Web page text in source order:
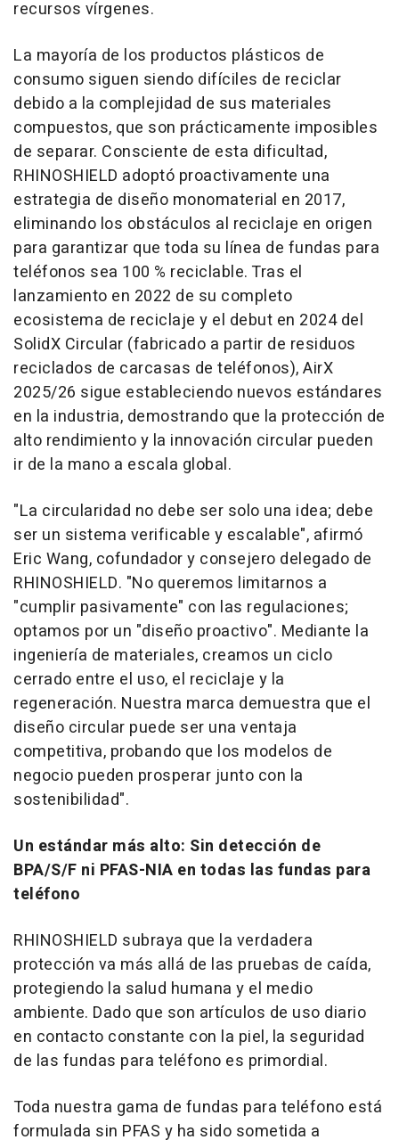
recursos vírgenes.
La mayoría de los productos plásticos de
consumo siguen siendo difíciles de reciclar
debido a la complejidad de sus materiales
compuestos, que son prácticamente imposibles
de separar. Consciente de esta dificultad,
RHINOSHIELD adoptó proactivamente una
estrategia de diseño monomaterial en 2017,
eliminando los obstáculos al reciclaje en origen
para garantizar que toda su línea de fundas para
teléfonos sea 100 % reciclable. Tras el
lanzamiento en 2022 de su completo
ecosistema de reciclaje y el debut en 2024 del
SolidX Circular (fabricado a partir de residuos
reciclados de carcasas de teléfonos), AirX
2025/26 sigue estableciendo nuevos estándares
en la industria, demostrando que la protección de
alto rendimiento y la innovación circular pueden
ir de la mano a escala global.
"La circularidad no debe ser solo una idea; debe
ser un sistema verificable y escalable", afirmó
Eric Wang, cofundador y consejero delegado de
RHINOSHIELD. "No queremos limitarnos a
"cumplir pasivamente" con las regulaciones;
optamos por un "diseño proactivo". Mediante la
ingeniería de materiales, creamos un ciclo
cerrado entre el uso, el reciclaje y la
regeneración. Nuestra marca demuestra que el
diseño circular puede ser una ventaja
competitiva, probando que los modelos de
negocio pueden prosperar junto con la
sostenibilidad".
Un estándar más alto: Sin detección de
BPA/S/F ni PFAS-NIA en todas las fundas para
teléfono
RHINOSHIELD subraya que la verdadera
protección va más allá de las pruebas de caída,
protegiendo la salud humana y el medio
ambiente. Dado que son artículos de uso diario
en contacto constante con la piel, la seguridad
de las fundas para teléfono es primordial.
Toda nuestra gama de fundas para teléfono está
formulada sin PFAS y ha sido sometida a